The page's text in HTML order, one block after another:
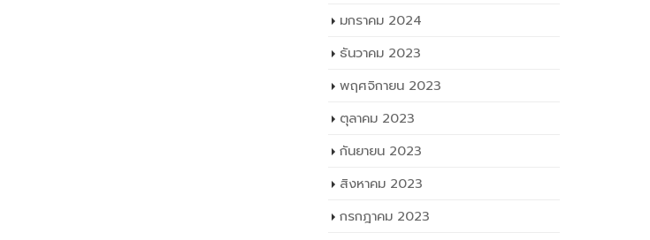
มกราคม 2024
ธันวาคม 2023
พฤศจิกายน 2023
ตุลาคม 2023
กันยายน 2023
สิงหาคม 2023
กรกฎาคม 2023